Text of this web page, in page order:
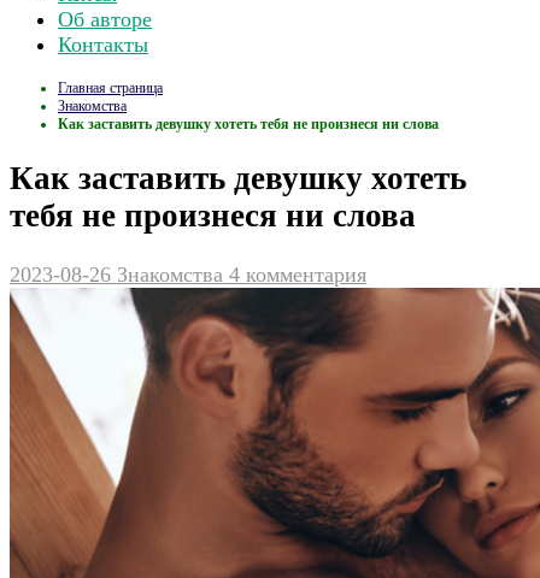
Об авторе
Контакты
Главная страница
Знакомства
Как заставить девушку хотеть тебя не произнеся ни слова
Как заставить девушку хотеть
тебя не произнеся ни слова
2023-08-26 Знакомства 4 комментария